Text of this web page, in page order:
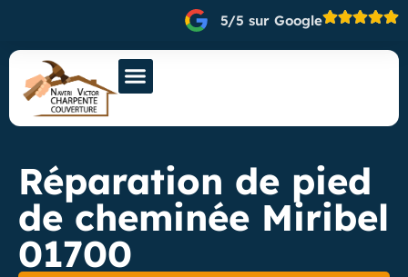
5/5 sur Google
Réparation de pied
de cheminée Miribel
01700